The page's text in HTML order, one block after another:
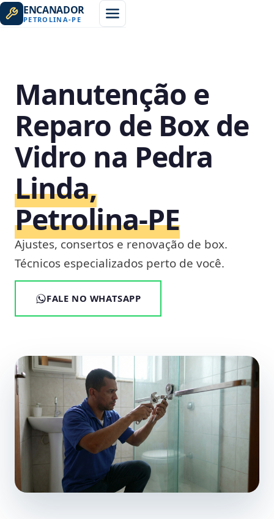
ENCANADOR
PETROLINA-PE
Manutenção e
Reparo de Box de
Vidro na Pedra
Linda,
Petrolina‑PE
Ajustes, consertos e renovação de box.
Técnicos especializados perto de você.
FALE NO WHATSAPP